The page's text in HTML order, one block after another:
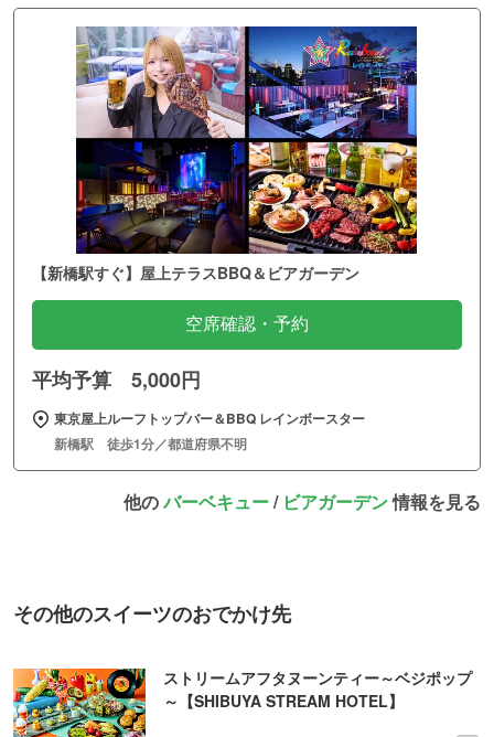
【新橋駅すぐ】屋上テラスBBQ＆ビアガーデン
空席確認・予約
平均予算 5,000円
東京屋上ルーフトップバー＆BBQ レインボースター
新橋駅 徒歩1分／都道府県不明
他のバーベキュー/ ビアガーデン情報を見る
その他のスイーツのおでかけ先
ストリームアフタヌーンティー～ベジポップ
～【SHIBUYA STREAM HOTEL】